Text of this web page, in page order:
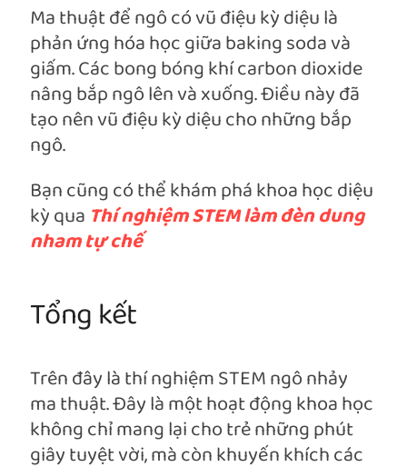
Ma thuật để ngô có vũ điệu kỳ diệu là
phản ứng hóa học giữa baking soda và
giấm. Các bong bóng khí carbon dioxide
nâng bắp ngô lên và xuống. Điều này đã
tạo nên vũ điệu kỳ diệu cho những bắp
ngô.
Bạn cũng có thể khám phá khoa học diệu
kỳ qua Thí nghiệm STEM làm đèn dung
nham tự chế
Tổng kết
Trên đây là thí nghiệm STEM ngô nhảy
ma thuật. Đây là một hoạt động khoa học
không chỉ mang lại cho trẻ những phút
giây tuyệt vời, mà còn khuyến khích các